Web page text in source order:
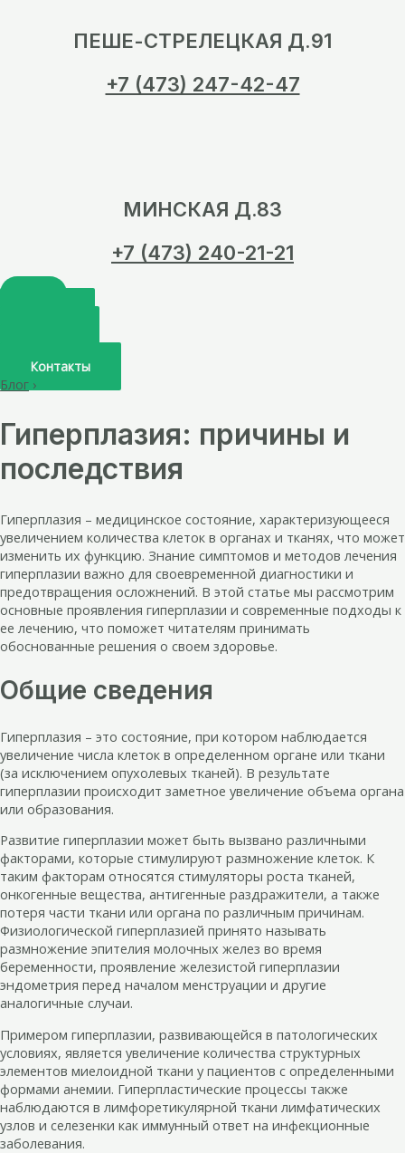
ПЕШЕ-СТРЕЛЕЦКАЯ Д.91
+7 (473) 247-42-47
МИНСКАЯ Д.83
+7 (473) 240-21-21
Контакты
Блог ›
Гиперплазия: причины и
последствия
Гиперплазия – медицинское состояние, характеризующееся
увеличением количества клеток в органах и тканях, что может
изменить их функцию. Знание симптомов и методов лечения
гиперплазии важно для своевременной диагностики и
предотвращения осложнений. В этой статье мы рассмотрим
основные проявления гиперплазии и современные подходы к
ее лечению, что поможет читателям принимать
обоснованные решения о своем здоровье.
Общие сведения
Гиперплазия – это состояние, при котором наблюдается
увеличение числа клеток в определенном органе или ткани
(за исключением опухолевых тканей). В результате
гиперплазии происходит заметное увеличение объема органа
или образования.
Развитие гиперплазии может быть вызвано различными
факторами, которые стимулируют размножение клеток. К
таким факторам относятся стимуляторы роста тканей,
онкогенные вещества, антигенные раздражители, а также
потеря части ткани или органа по различным причинам.
Физиологической гиперплазией принято называть
размножение эпителия молочных желез во время
беременности, проявление железистой гиперплазии
эндометрия перед началом менструации и другие
аналогичные случаи.
Примером гиперплазии, развивающейся в патологических
условиях, является увеличение количества структурных
элементов миелоидной ткани у пациентов с определенными
формами анемии. Гиперпластические процессы также
наблюдаются в лимфоретикулярной ткани лимфатических
узлов и селезенки как иммунный ответ на инфекционные
заболевания.